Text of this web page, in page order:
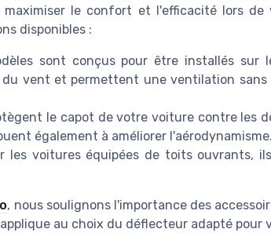
le confort et l'efficacité lors
disponibles :
sont conçus pour être installés sur
vent et permettent une ventilation sans
le capot de votre voiture contre les
également à améliorer l'aérodynamisme.
les voitures équipées de toits ouvrants,
, nous soulignons l'importance des
au choix du déflecteur adapté pour